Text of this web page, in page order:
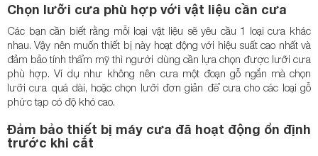
Chọn lưỡi cưa phù hợp với vật liệu cần cưa
Các bạn cần biết rằng mỗi loại vật liệu sẽ yêu cầu 1 loại cưa khác
nhau. Vậy nên muốn thiết bị này hoạt động với hiệu suất cao nhất và
đảm bảo tính thẩm mỹ thì người dùng cần lựa chọn được lưỡi cưa
phù hợp. Ví dụ như không nên cưa một đoạn gỗ ngắn mà chọn
lưỡi cưa quá dài, hoặc chọn lưỡi đơn giản để cưa cho các loại gỗ
phức tạp có độ khó cao.
Đảm bảo thiết bị máy cưa đã hoạt động ổn định
trước khi cắt